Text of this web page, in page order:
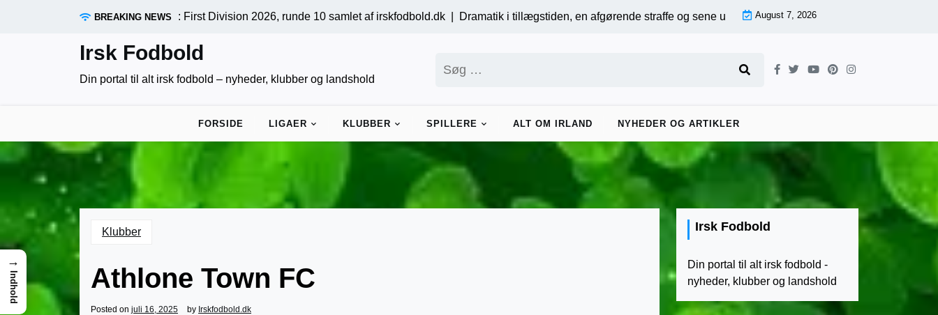
BREAKING NEWS
og sene afgørelser: First Division 2026, runde 10 samlet af irskfodbold.dk |Dramatik i tillægstiden, en afgørende straffe og sene udligninger – First Division runde 17, kamp for kamp |
August 7, 2026
Irsk Fodbold
Din portal til alt irsk fodbold – nyheder, klubber og landshold
efter:
FORSIDE LIGAER KLUBBER SPILLERE ALT OM IRLAND NYHEDER OG ARTIKLER
Klubber
Athlone Town FC
Posted on juli 16, 2025 by Irskfodbold.dk
Irsk Fodbold
Din portal til alt irsk fodbold -
nyheder, klubber og landshold
→
Indhold